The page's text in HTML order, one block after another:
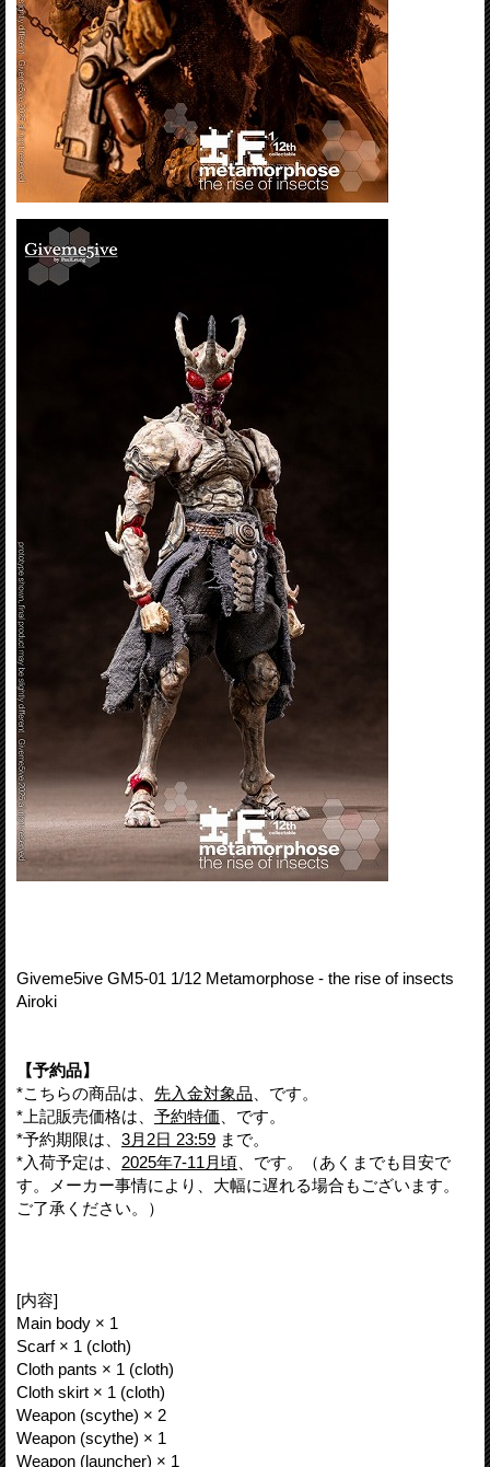
Giveme5ive GM5-01 1/12 Metamorphose - the rise of insects
Airoki
【予約品】
*こちらの商品は、 先入金対象品 、です。
*上記販売価格は、 予約特価 、です。
*予約期限は、 3月2日 23:59 まで。
*入荷予定は、 2025年7-11月頃 、です。（あくまでも目安で
す。メーカー事情により、大幅に遅れる場合もございます。
ご了承ください。）
[内容]
Main body × 1
Scarf × 1 (cloth)
Cloth pants × 1 (cloth)
Cloth skirt × 1 (cloth)
Weapon (scythe) × 2
Weapon (scythe) × 1
Weapon (launcher) × 1